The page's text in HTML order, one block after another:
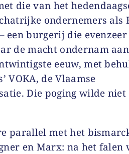
die van het
ondernemers als
een burgerij die evenzeer
de macht ondernam
eeuw, met
VOKA, de Vlaamse
Die poging wilde niet
parallel met het
en Marx: na het falen